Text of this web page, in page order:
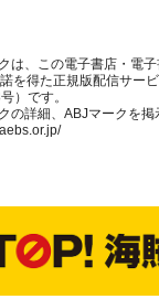
は、この電子書店・電
を得た正規版配信サー
）です。
の詳細、ABJマークを